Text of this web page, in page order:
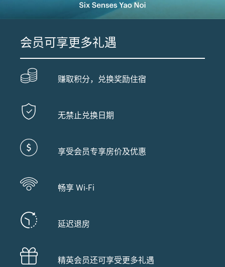
会员可享更多礼遇
赚取积分，兑换奖励住宿
无禁止兑换日期
享受会员专享房价及优惠
畅享 Wi-Fi
延迟退房
精英会员还可享受更多礼遇